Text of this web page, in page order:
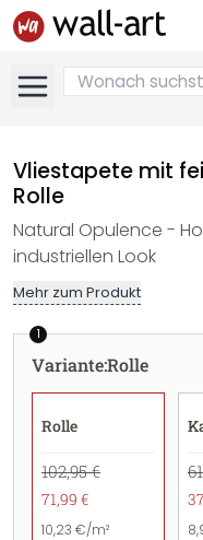
Vliestapete mit
Rolle
Natural Opulence -
industriellen Look
Mehr zum Produkt
1
Variante:Rolle
Rolle
102,95 €
71,99 €
10,23 €/m²